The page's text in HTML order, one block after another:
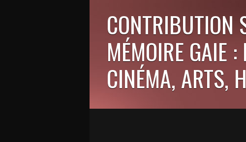
CONTRIBUTION
MÉMOIRE GAIE :
CINÉMA, ARTS,